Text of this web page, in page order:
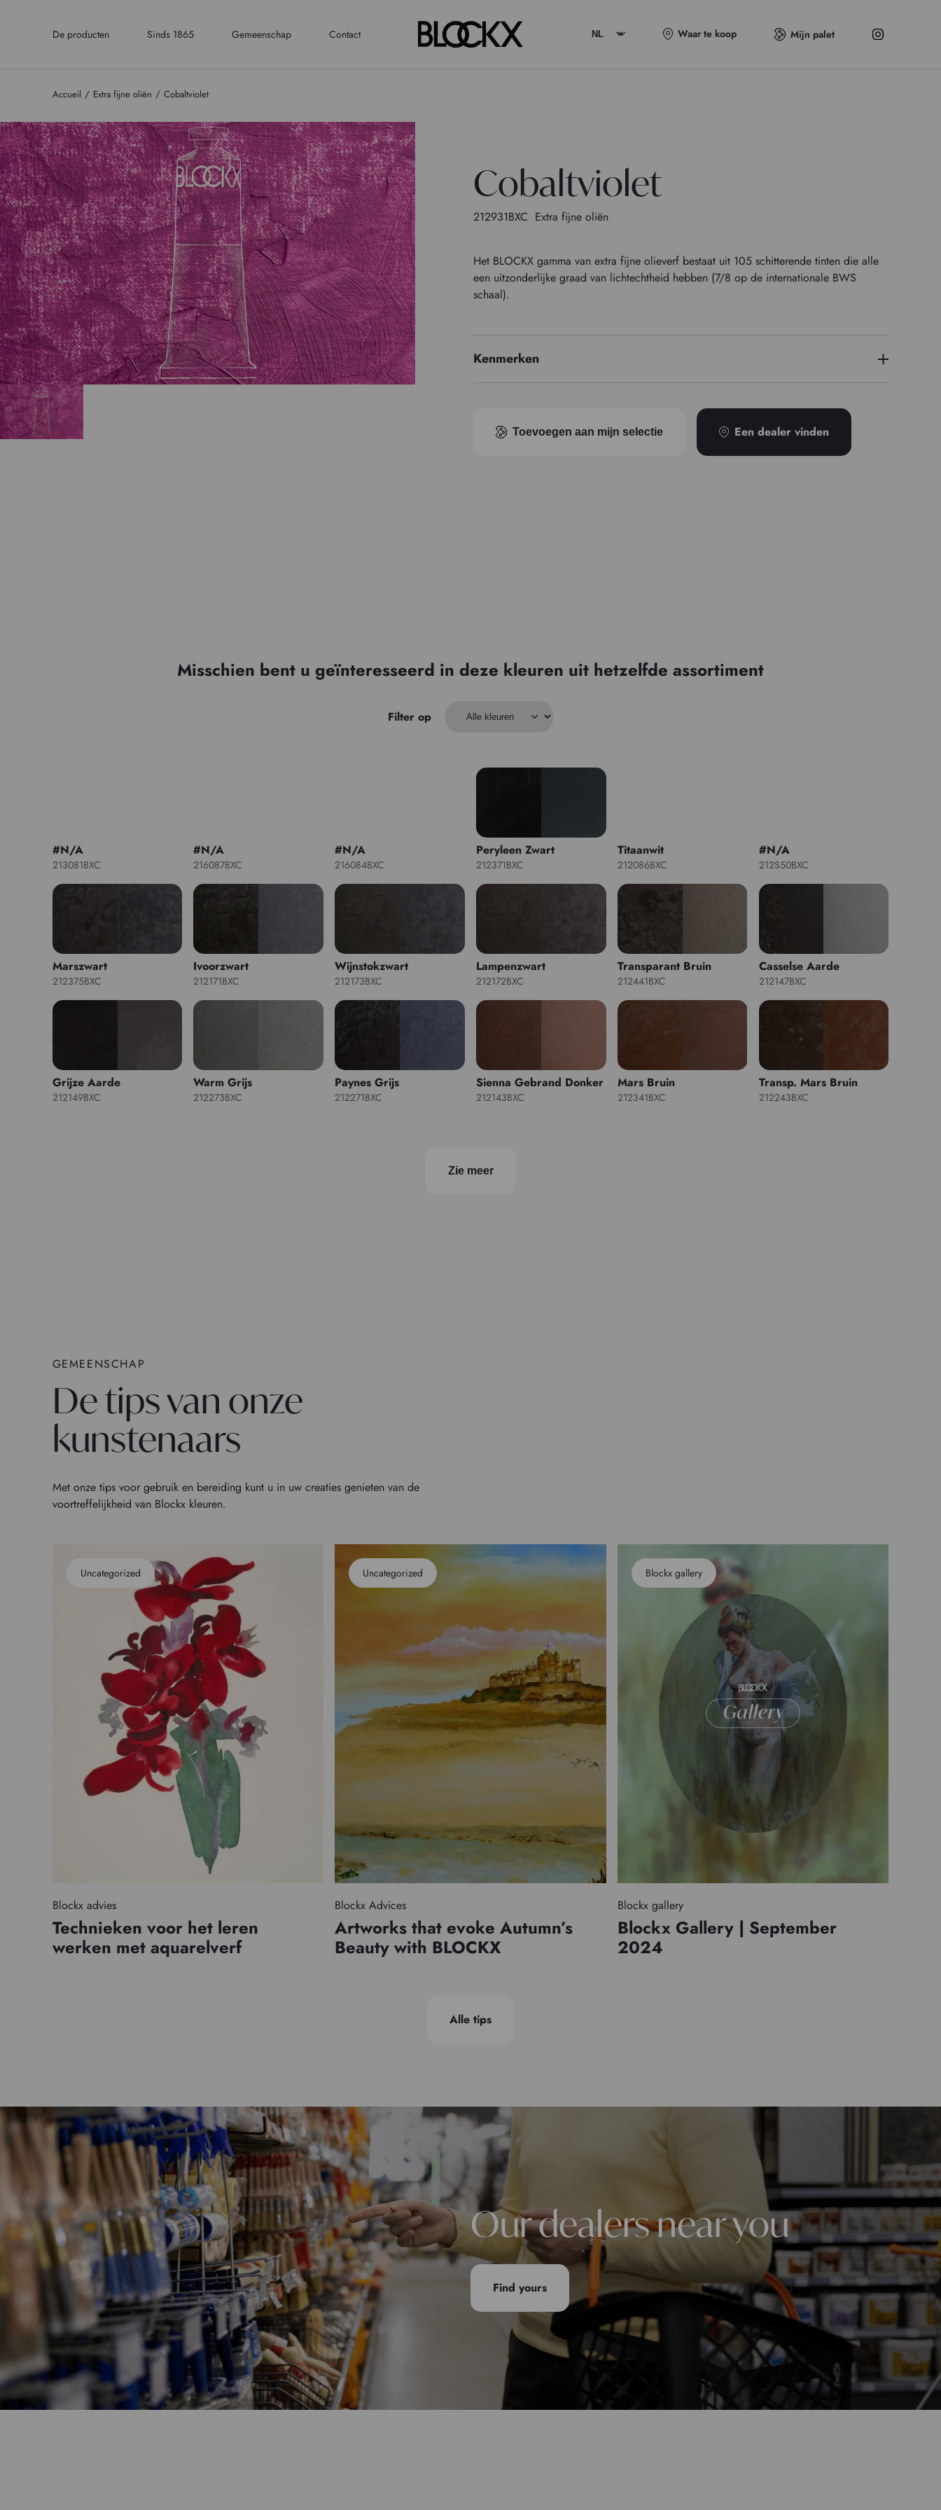
De producten Sinds 1865 Gemeenschap Contact Waar te koop Mijn palet
Accueil Extra fijne oliën Cobaltviolet
Cobaltviolet
212931BXC Extra fijne oliën
Het BLOCKX gamma van extra fijne olieverf bestaat uit 105 schitterende tinten die alle
een uitzonderlijke graad van lichtechtheid hebben (7/8 op de internationale BWS
schaal).
Kenmerken
Pigment index
PV14
Transparant
Toevoegen aan mijn selectie Een dealer vinden
Misschien bent u geïnteresseerd in deze kleuren uit hetzelfde assortiment
Filter op
#N/A
213081BXC
#N/A
216087BXC
#N/A
216084BXC
Peryleen Zwart
212371BXC
Titaanwit
212086BXC
#N/A
212S50BXC
Marszwart
212375BXC
Ivoorzwart
212171BXC
Wijnstokzwart
212173BXC
Lampenzwart
212172BXC
Transparant Bruin
212441BXC
Casselse Aarde
212147BXC
Grijze Aarde
212149BXC
Warm Grijs
212273BXC
Paynes Grijs
212271BXC
Sienna Gebrand Donker
212143BXC
Mars Bruin
212341BXC
Transp. Mars Bruin
212243BXC
Zie meer
GEMEENSCHAP
De tips van onze
kunstenaars
Met onze tips voor gebruik en bereiding kunt u in uw creaties genieten van de
voortreffelijkheid van Blockx kleuren.
Uncategorized
Blockx advies
Technieken voor het leren
werken met aquarelverf
Uncategorized
Blockx Advices
Artworks that evoke Autumn’s
Beauty with BLOCKX
Blockx gallery
Blockx gallery
Blockx Gallery | September
2024
Alle tips
Our dealers near you
Find yours